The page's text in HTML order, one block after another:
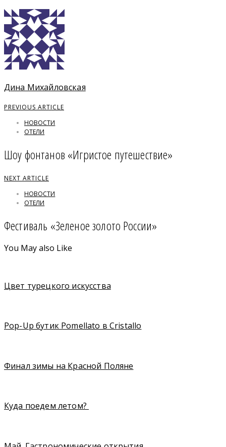
Дина Михайловская
PREVIOUS ARTICLE
НОВОСТИ
ОТЕЛИ
Шоу фонтанов «Игристое путешествие»
NEXT ARTICLE
НОВОСТИ
ОТЕЛИ
Фестиваль «Зеленое золото России»
You May also Like
Цвет турецкого искусства
Pop-Up бутик Pomellato в Cristallo
Финал зимы на Красной Поляне
Куда поедем летом?